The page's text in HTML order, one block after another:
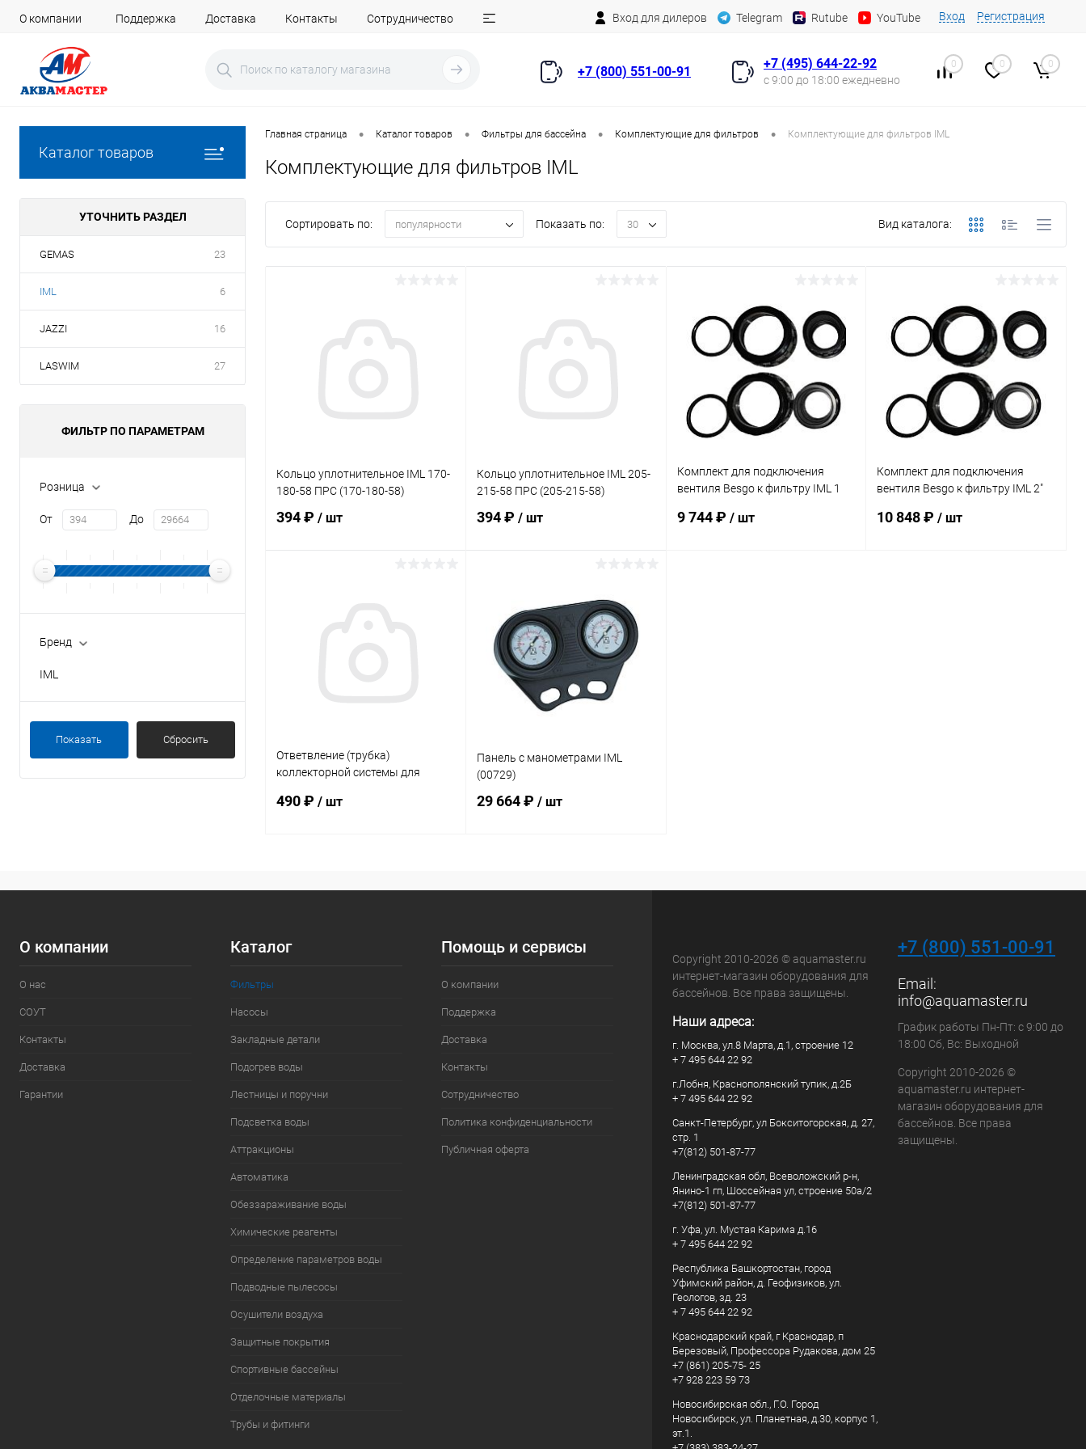
О компании Поддержка Доставка Контакты Сотрудничество Вход для дилеров Telegram Rutube YouTube Вход Регистрация
+7 (800) 551-00-91
+7 (495) 644-22-92
с 9:00 до 18:00 ежедневно
0 0 0
Каталог товаров
УТОЧНИТЬ РАЗДЕЛ
GEMAS 23
IML 6
JAZZI 16
LASWIM 27
ФИЛЬТР ПО ПАРАМЕТРАМ
Розница
От До
Бренд
IML
Показать Сбросить
Главная страница • Каталог товаров • Фильтры для бассейна • Комплектующие для фильтров • Комплектующие для фильтров IML
Комплектующие для фильтров IML
Сортировать по: популярности Показать по: 30 Вид каталога:
Кольцо уплотнительное IML 170-
180-58 ПРС (170-180-58)
394 ₽ / шт
Кольцо уплотнительное IML 205-
215-58 ПРС (205-215-58)
394 ₽ / шт
В избранное
К сравнению В наличии
Комплект для подключения
вентиля Besgo к фильтру IML 1
9 744 ₽ / шт
Комплект для подключения
вентиля Besgo к фильтру IML 2"
10 848 ₽/ шт
Ответвление (трубка)
коллекторной системы для
490 ₽ / шт
Панель с манометрами IML
(00729)
29 664 ₽ / шт
О компании
О нас
СОУТ
Контакты
Доставка
Гарантии
Каталог
Фильтры
Насосы
Закладные детали
Подогрев воды
Лестницы и поручни
Подсветка воды
Аттракционы
Автоматика
Обеззараживание воды
Химические реагенты
Определение параметров воды
Подводные пылесосы
Осушители воздуха
Защитные покрытия
Спортивные бассейны
Отделочные материалы
Трубы и фитинги
Помощь и сервисы
О компании
Поддержка
Доставка
Контакты
Сотрудничество
Политика конфиденциальности
Публичная оферта
Copyright 2010-2026 © aquamaster.ru
интернет-магазин оборудования для
бассейнов. Все права защищены.
Наши адреса:
г. Москва, ул.8 Марта, д.1, строение 12
+ 7 495 644 22 92
г.Лобня, Краснополянский тупик, д.2Б
+ 7 495 644 22 92
Санкт-Петербург, ул Бокситогорская, д. 27,
стр. 1
+7(812) 501-87-77
Ленинградская обл, Всеволожский р-н,
Янино-1 гп, Шоссейная ул, строение 50а/2
+7(812) 501-87-77
г. Уфа, ул. Мустая Карима д.16
+ 7 495 644 22 92
Республика Башкортостан, город
Уфимский район, д. Геофизиков, ул.
Геологов, зд. 23
+ 7 495 644 22 92
Краснодарский край, г Краснодар, п
Березовый, Профессора Рудакова, дом 25
+7 (861) 205-75- 25
+7 928 223 59 73
Новосибирская обл., Г.О. Город
Новосибирск, ул. Планетная, д.30, корпус 1,
эт.1.
+7 (800) 551-00-91
Email:
info@aquamaster.ru
График работы Пн-Пт: с 9:00 до
18:00 Сб, Вс: Выходной
Copyright 2010-2026 ©
aquamaster.ru интернет-
магазин оборудования для
бассейнов. Все права
защищены.